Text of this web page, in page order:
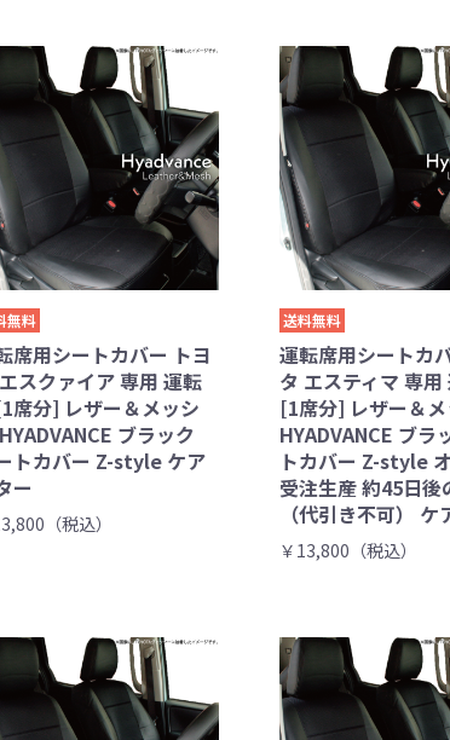
無料
席用シートカバー トヨ
スクァイア 専用 運転
席分] レザー＆メッシ
ブラック
トカバー Z-style ケア
ー
（税込）
送料無料
運転席用シートカ
タ エスティマ 専用
[1席分] レザー＆
HYADVANCE ブラ
トカバー Z-style
受注生産 約45日後
（代引き不可） ケ
￥13,800（税込）